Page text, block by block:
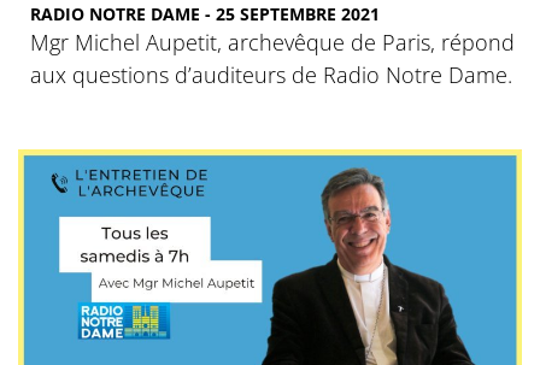
RADIO NOTRE DAME - 25 SEPTEMBRE 2021
Mgr Michel Aupetit, archevêque de Paris, répond
aux questions d’auditeurs de Radio Notre Dame.